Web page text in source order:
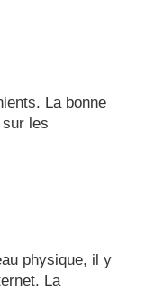
La bonne
sur les
physique, il y
La